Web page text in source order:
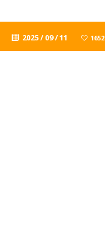
2025 / 09 / 11 1652